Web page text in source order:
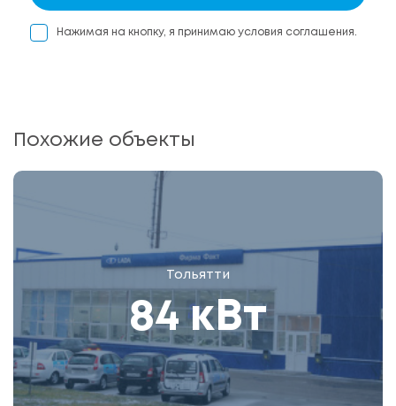
Нажимая на кнопку, я принимаю условия соглашения.
Похожие объекты
Тольятти
84 кВт